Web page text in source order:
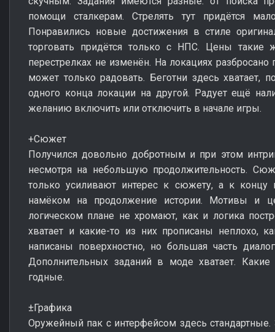
помощи сталкерам. Стрелять тут придётся
Понравились новые достижения в стиле
торговать придётся только с НПС. Цены
перестрелках не изменён. На локациях разбросано
может только радовать. Беготни здесь хватает,
одного конца локации на другой. Радует ещё
желанию включить или отключить в начале игры.
+Сюжет
Получился довольно добротным и при этом
несмотря на небольшую продолжительность.
только усиливают интерес к сюжету, а к концу
намёком на продолжение истории. Мотивы и
логическом плане не хромают, как и логика
хватает и какие-то из них прописаны неплохо,
написаны поверхностно, но большая часть
Дополнительных заданий в моде хватает. Какие
годные.
±Графика
Оружейный пак с интерфейсом здесь